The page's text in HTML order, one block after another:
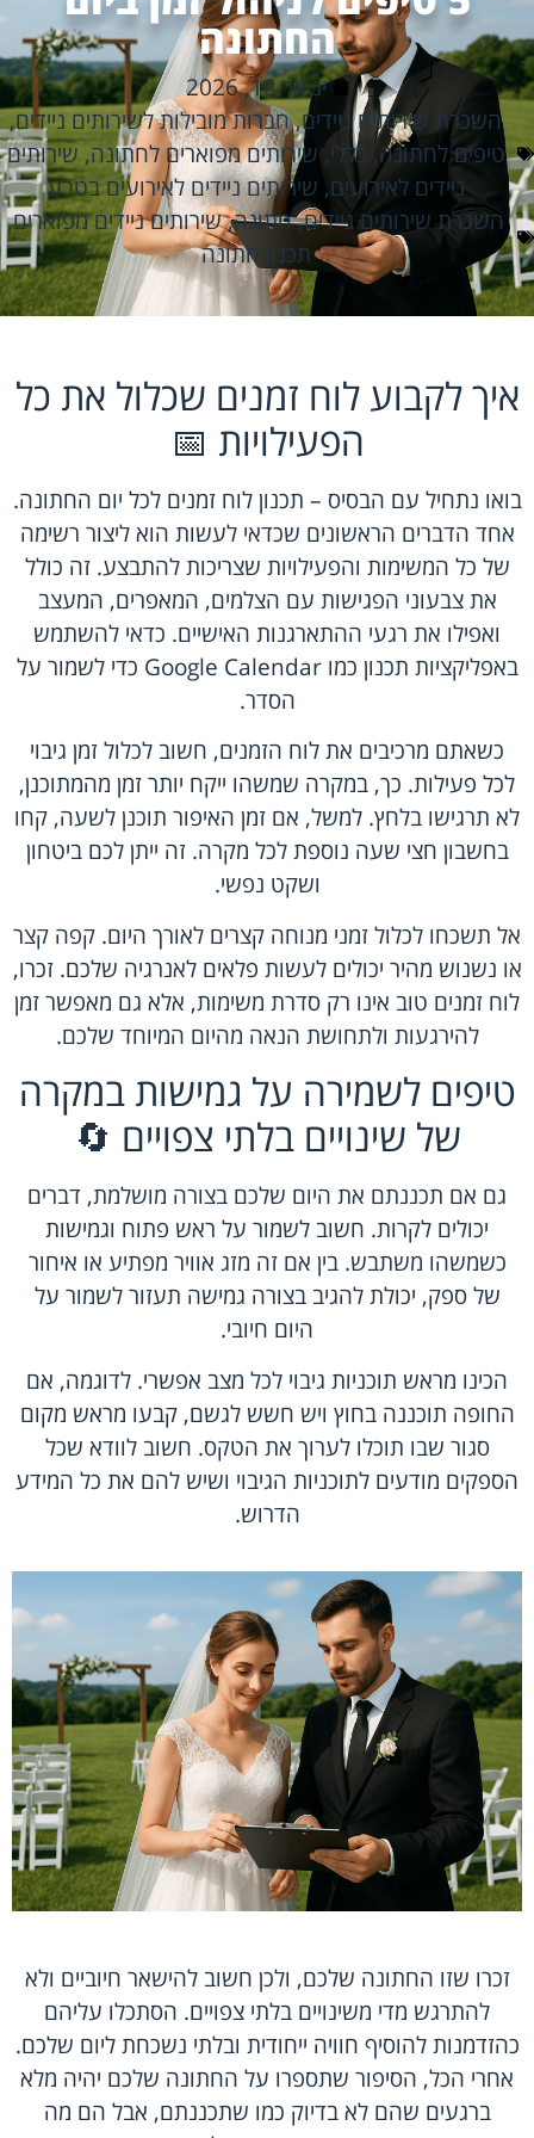
החתונה
ינואר 18, 2026
השכרת שירותים ניידים,חברות מובילות לשירותים ניידים,
טיפים לחתונה, כללי,שירותים מפוארים לחתונה,שירותים
ניידים לאירועים, שירותים ניידים לאירועים בטבע
השכרת שירותים ניידים,חתונה,שירותים ניידים מפוארים,
תכנון חתונה
איך לקבוע לוח זמנים שכלול את כל
הפעילויות 📅
בואו נתחיל עם הבסיס – תכנון לוח זמנים לכל יום החתונה.
אחד הדברים הראשונים שכדאי לעשות הוא ליצור רשימה
של כל המשימות והפעילויות שצריכות להתבצע. זה כולל
את צבעוני הפגישות עם הצלמים, המאפרים, המעצב
ואפילו את רגעי ההתארגנות האישיים. כדאי להשתמש
באפליקציות תכנון כמו Google Calendar כדי לשמור על
הסדר.
כשאתם מרכיבים את לוח הזמנים, חשוב לכלול זמן גיבוי
לכל פעילות. כך, במקרה שמשהו ייקח יותר זמן מהמתוכנן,
לא תרגישו בלחץ. למשל, אם זמן האיפור תוכנן לשעה, קחו
בחשבון חצי שעה נוספת לכל מקרה. זה ייתן לכם ביטחון
ושקט נפשי.
אל תשכחו לכלול זמני מנוחה קצרים לאורך היום. קפה קצר
או נשנוש מהיר יכולים לעשות פלאים לאנרגיה שלכם. זכרו,
לוח זמנים טוב אינו רק סדרת משימות, אלא גם מאפשר זמן
להירגעות ולתחושת הנאה מהיום המיוחד שלכם.
טיפים לשמירה על גמישות במקרה
של שינויים בלתי צפויים 🔄
גם אם תכננתם את היום שלכם בצורה מושלמת, דברים
יכולים לקרות. חשוב לשמור על ראש פתוח וגמישות
כשמשהו משתבש. בין אם זה מזג אוויר מפתיע או איחור
של ספק, יכולת להגיב בצורה גמישה תעזור לשמור על
היום חיובי.
הכינו מראש תוכניות גיבוי לכל מצב אפשרי. לדוגמה, אם
החופה תוכננה בחוץ ויש חשש לגשם, קבעו מראש מקום
סגור שבו תוכלו לערוך את הטקס. חשוב לוודא שכל
הספקים מודעים לתוכניות הגיבוי ושיש להם את כל המידע
הדרוש.
זכרו שזו החתונה שלכם, ולכן חשוב להישאר חיוביים ולא
להתרגש מדי משינויים בלתי צפויים. הסתכלו עליהם
כהזדמנות להוסיף חוויה ייחודית ובלתי נשכחת ליום שלכם.
אחרי הכל, הסיפור שתספרו על החתונה שלכם יהיה מלא
ברגעים שהם לא בדיוק כמו שתכננתם, אבל הם מה